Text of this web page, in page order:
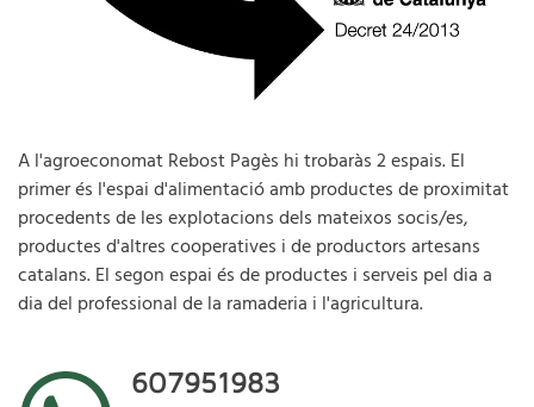
A l'agroeconomat Rebost Pagès hi trobaràs 2 espais. El
primer és l'espai d'alimentació amb productes de proximitat
procedents de les explotacions dels mateixos socis/es,
productes d'altres cooperatives i de productors artesans
catalans. El segon espai és de productes i serveis pel dia a
dia del professional de la ramaderia i l'agricultura.
607951983